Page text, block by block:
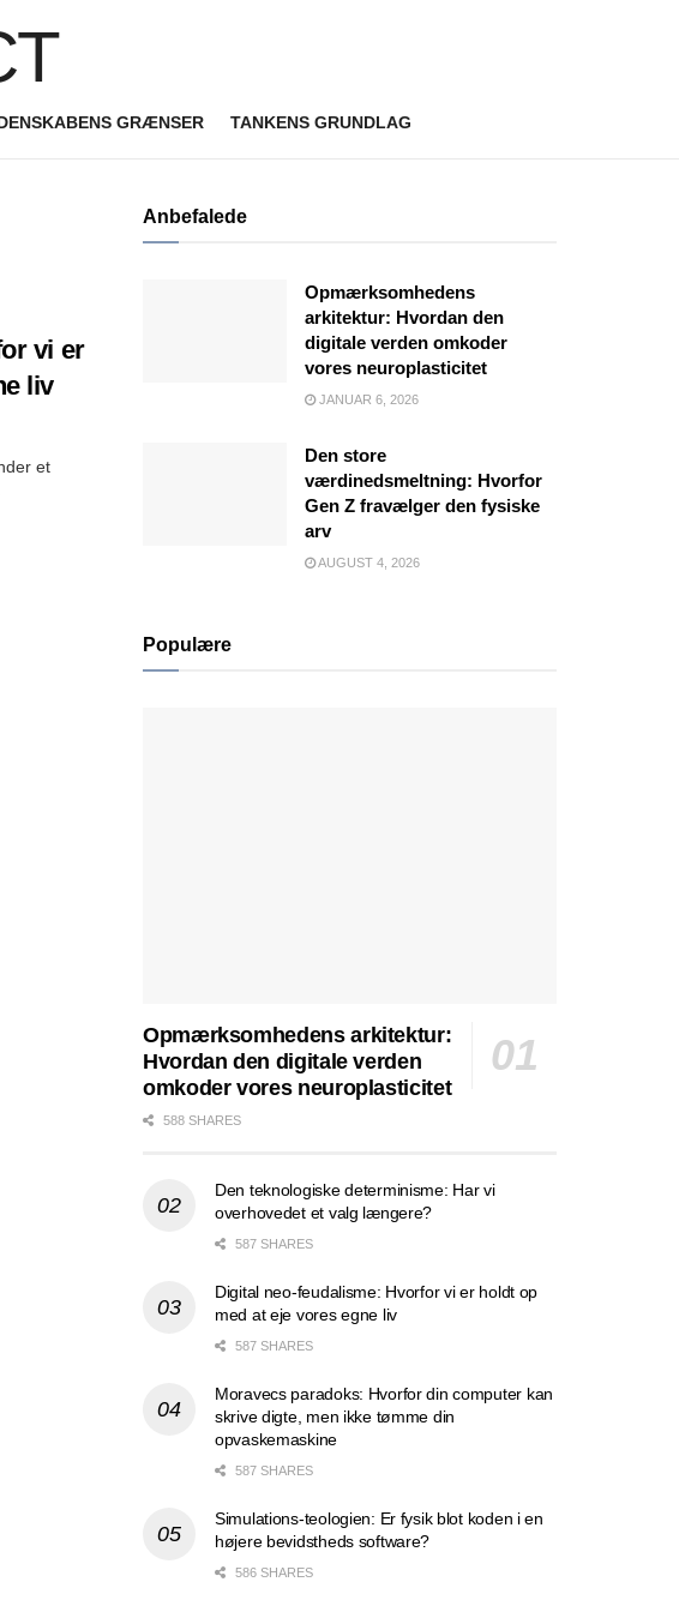
GRÆNSER TANKENS GRUNDLAG
vi er
liv
et
Anbefalede
Opmærksomhedens
arkitektur: Hvordan den
digitale verden omkoder
vores neuroplasticitet
JANUAR 6, 2026
Den store
værdinedsmeltning: Hvorfor
Gen Z fravælger den fysiske
arv
AUGUST 4, 2026
Populære
Opmærksomhedens arkitektur:
Hvordan den digitale verden
omkoder vores neuroplasticitet
588 SHARES
Den teknologiske determinisme: Har vi
overhovedet et valg længere?
587 SHARES
Digital neo-feudalisme: Hvorfor vi er holdt op
med at eje vores egne liv
587 SHARES
Moravecs paradoks: Hvorfor din computer kan
skrive digte, men ikke tømme din
opvaskemaskine
587 SHARES
Simulations-teologien: Er fysik blot koden i en
højere bevidstheds software?
586 SHARES